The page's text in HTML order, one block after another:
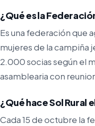
¿Qué es la
Es una federación que
mujeres de la campiña
2.000 socias según el
asamblearia con
¿Qué hace Sol Rural
Cada 15 de octubre la